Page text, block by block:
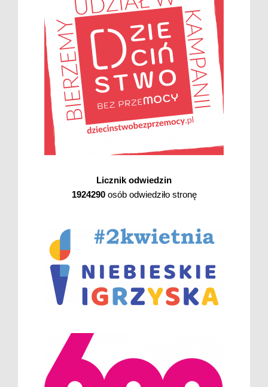
Licznik odwiedzin
1924290osób odwiedziło stronę